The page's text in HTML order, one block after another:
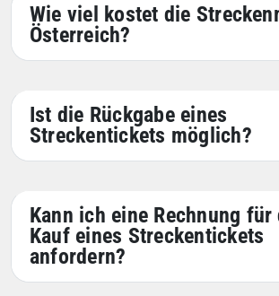
Wie viel kostet die
Österreich?
Ist die Rückgabe eines
Streckentickets möglich?
Kann ich eine Rechnung für
Kauf eines Streckentickets
anfordern?